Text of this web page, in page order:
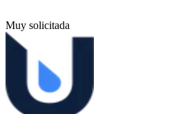
Muy solicitada